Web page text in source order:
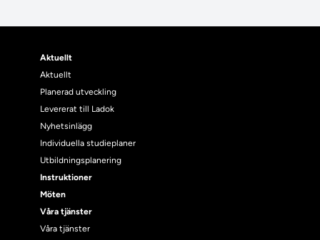
Aktuellt
Aktuellt
Planerad utveckling
Levererat till Ladok
Nyhetsinlägg
Individuella studieplaner
Utbildningsplanering
Instruktioner
Möten
Våra tjänster
Våra tjänster